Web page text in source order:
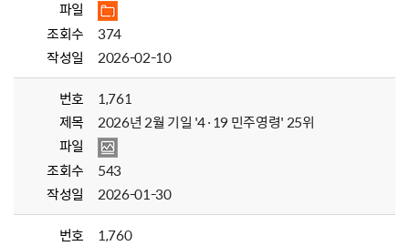
파일
조회수
374
작성일
2026-02-10
번호
1,761
제목
2026년 2월 기일 '4·19 민주영령' 25위
파일
조회수
543
작성일
2026-01-30
번호
1,760